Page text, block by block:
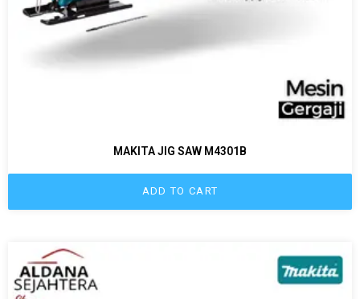
MAKITA JIG SAW M4301B
ADD TO CART